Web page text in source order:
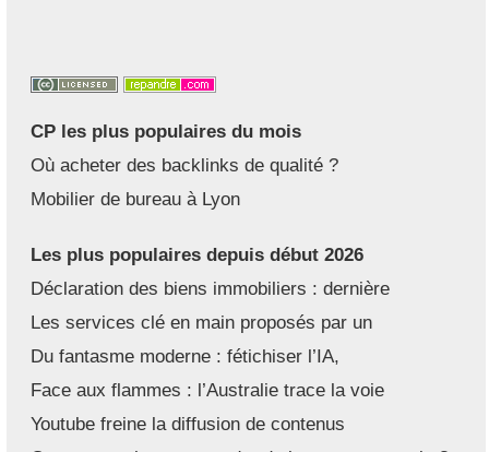
CP les plus populaires du mois
Où acheter des backlinks de qualité ?
Mobilier de bureau à Lyon
Les plus populaires depuis début 2026
Déclaration des biens immobiliers : dernière
Les services clé en main proposés par un
Du fantasme moderne : fétichiser l’IA,
Face aux flammes : l’Australie trace la voie
Youtube freine la diffusion de contenus